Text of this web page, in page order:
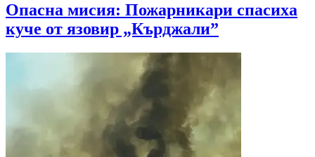
Опасна мисия: Пожарникари спасиха
куче от язовир „Кърджали”